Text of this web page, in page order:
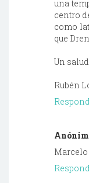
una
centro
como
que
Un
Rubén